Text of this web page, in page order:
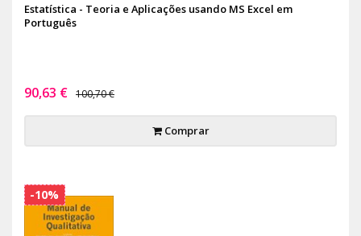
Estatística - Teoria e Aplicações usando MS Excel em
Português
90,63 € 100,70 €
Comprar
-10%